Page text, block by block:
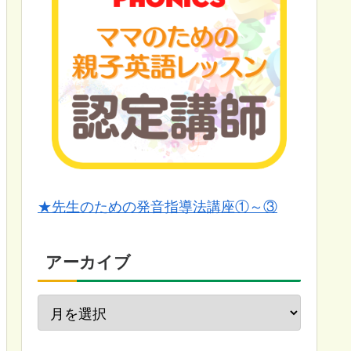
★先生のための発音指導法講座①～③
アーカイブ